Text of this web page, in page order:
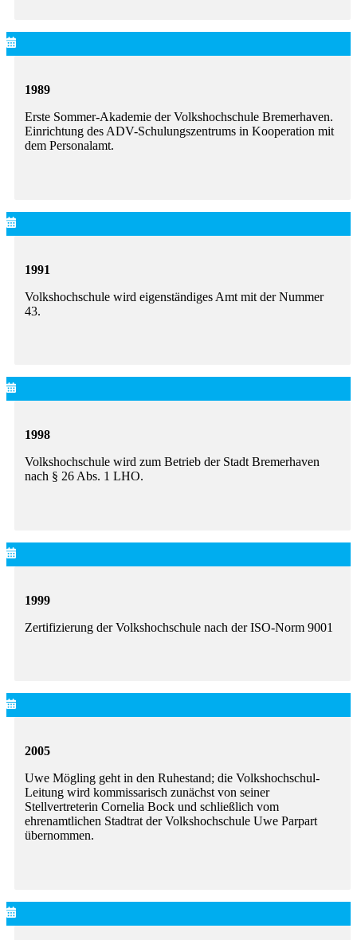
1989
Erste Sommer-Akademie der Volkshochschule Bremerhaven.
Einrichtung des ADV-Schulungszentrums in Kooperation mit
dem Personalamt.
1991
Volkshochschule wird eigenständiges Amt mit der Nummer
43.
1998
Volkshochschule wird zum Betrieb der Stadt Bremerhaven
nach § 26 Abs. 1 LHO.
1999
Zertifizierung der Volkshochschule nach der ISO-Norm 9001
2005
Uwe Mögling geht in den Ruhestand; die Volkshochschul-
Leitung wird kommissarisch zunächst von seiner
Stellvertreterin Cornelia Bock und schließlich vom
ehrenamtlichen Stadtrat der Volkshochschule Uwe Parpart
übernommen.